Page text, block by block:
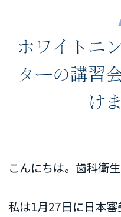
ホワイトニ
ターの講習
け
こんにちは。歯科衛生
私は1月27日に日本